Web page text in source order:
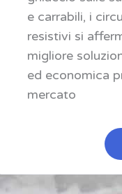
e carrabili, i
resistivi si
migliore
ed economica
mercato